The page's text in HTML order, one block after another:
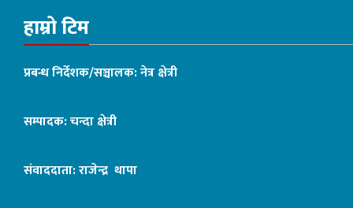
हाम्रो टिम
प्रबन्ध निर्देशक/सञ्चालक: नेत्र क्षेत्री
सम्पादक: चन्दा क्षेत्री
संवाददाता: राजेन्द्र थापा